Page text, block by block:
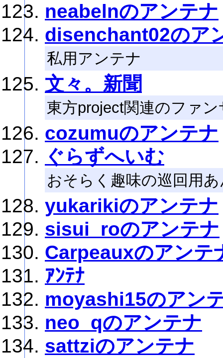
neabelnのアンテナ
disenchant02のア
私用アンテナ
文々。新聞
東方project関連のファ
cozumuのアンテナ
ぐらずへいむ
おそらく趣味の巡回用
yukarikiのアンテナ
sisui_roのアンテナ
Carpeauxのアンテ
ｱﾝﾃﾅ
moyashi15のアン
neo_qのアンテナ
sattziのアンテナ